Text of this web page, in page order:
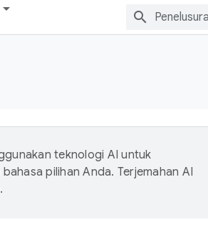
teknologi AI untuk
pilihan Anda. Terjemahan AI